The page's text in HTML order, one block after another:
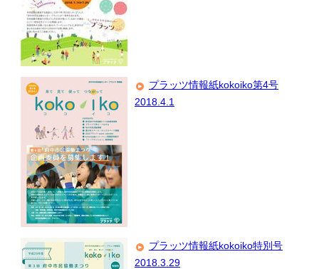
プラッツ情報紙kokoiko第4号
2018.4.1
プラッツ情報紙kokoiko特別号
2018.3.29